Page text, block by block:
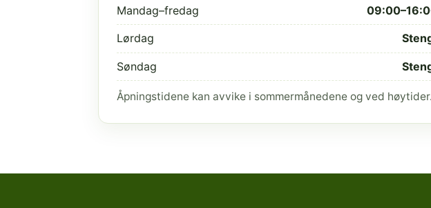
Mandag–fredag
Lørdag
Søndag
Åpningstidene kan avvike i sommermånedene og ved høytider.